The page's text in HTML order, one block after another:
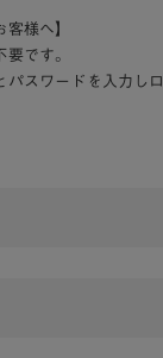
客様へ】
です。
パスワードを入力し